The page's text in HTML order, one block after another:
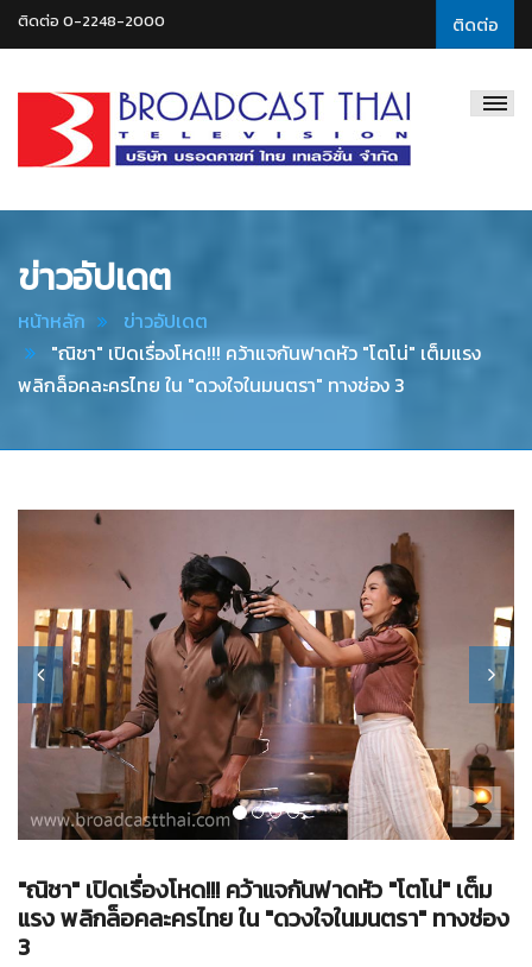
ติดต่อ
ติดต่อ 0-2248-2000
Thai
ข่าวอัปเดต
หน้าหลัก
ข่าวอัปเดต
"ณิชา" เปิดเรื่องโหด!!! คว้าแจกันฟาดหัว "โตโน่" เต็มแรง
พลิกล็อคละครไทย ใน "ดวงใจในมนตรา" ทางช่อง 3
"ณิชา" เปิดเรื่องโหด!!! คว้าแจกันฟาดหัว "โตโน่" เต็ม
แรง พลิกล็อคละครไทย ใน "ดวงใจในมนตรา" ทางช่อง
3